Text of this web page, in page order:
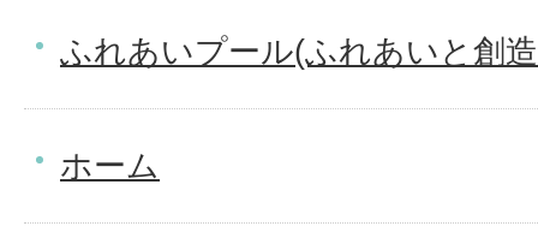
ふれあいプール(ふれあいと創
ホーム